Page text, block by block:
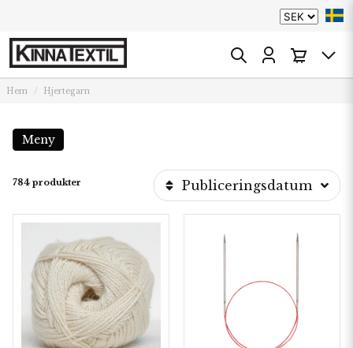
Hem Hjertegarn
Meny
784 produkter Publiceringsdatum